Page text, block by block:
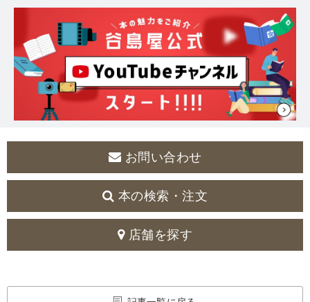
お問い合わせ
本の検索・注文
店舗を探す